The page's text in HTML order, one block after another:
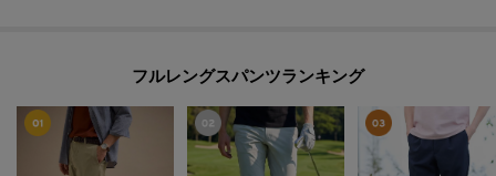
フルレングスパンツランキング